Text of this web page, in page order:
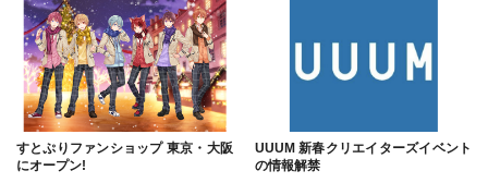
すとぷりファンショップ 東京・大阪
にオープン!
UUUM 新春クリエイターズイベント
の情報解禁